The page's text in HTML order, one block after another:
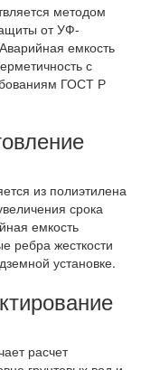
методом
от УФ-
емкость
с
ГОСТ Р
из полиэтилена
срока
емкость
ребра жесткости
установке.
расчет